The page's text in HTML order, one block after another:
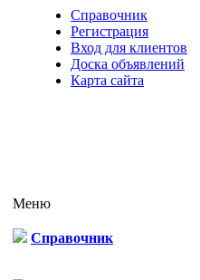
Справочник
Регистрация
Вход для клиентов
Доска объявлений
Карта сайта
Меню
Справочник